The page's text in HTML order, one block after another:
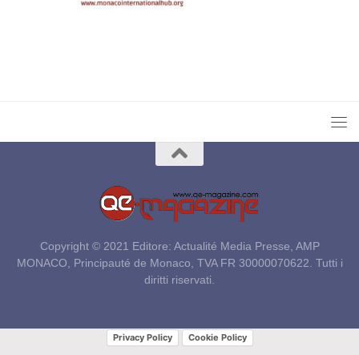
Copyright © 2021 Editore: Actualité Media Presse, AMP
MONACO, Principauté de Monaco, TVA FR 30000070622. Tutti i
diritti riservati.
Privacy Policy Cookie Policy